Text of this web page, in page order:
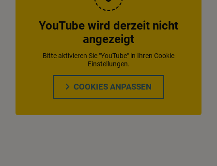
YouTube wird derzeit nicht
angezeigt
Bitte aktivieren Sie "YouTube" in Ihren Cookie
Einstellungen.
COOKIES ANPASSEN